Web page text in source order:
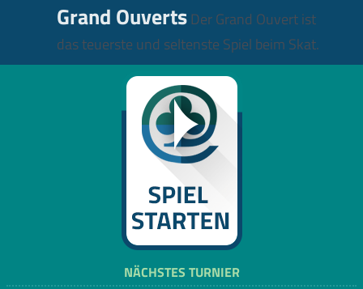
Grand OuvertsDer Grand Ouvert ist
das teuerste und seltenste Spiel beim Skat.
NÄCHSTES TURNIER